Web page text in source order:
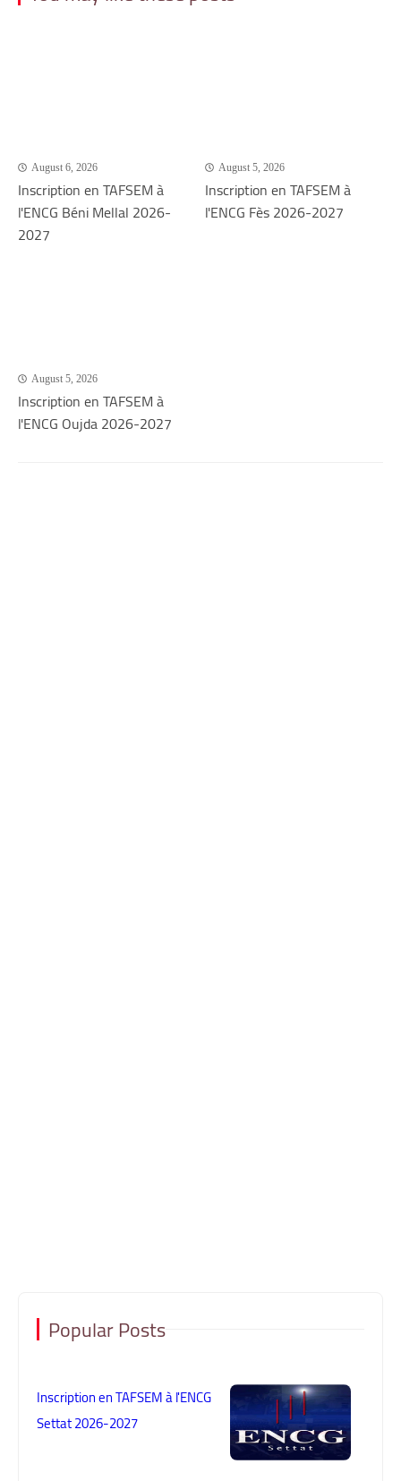
August 6, 2026
Inscription en TAFSEM à
l'ENCG Béni Mellal 2026-
2027
August 5, 2026
Inscription en TAFSEM à
l'ENCG Fès 2026-2027
August 5, 2026
Inscription en TAFSEM à
l'ENCG Oujda 2026-2027
Popular Posts
Inscription en TAFSEM à l'ENCG
Settat 2026-2027